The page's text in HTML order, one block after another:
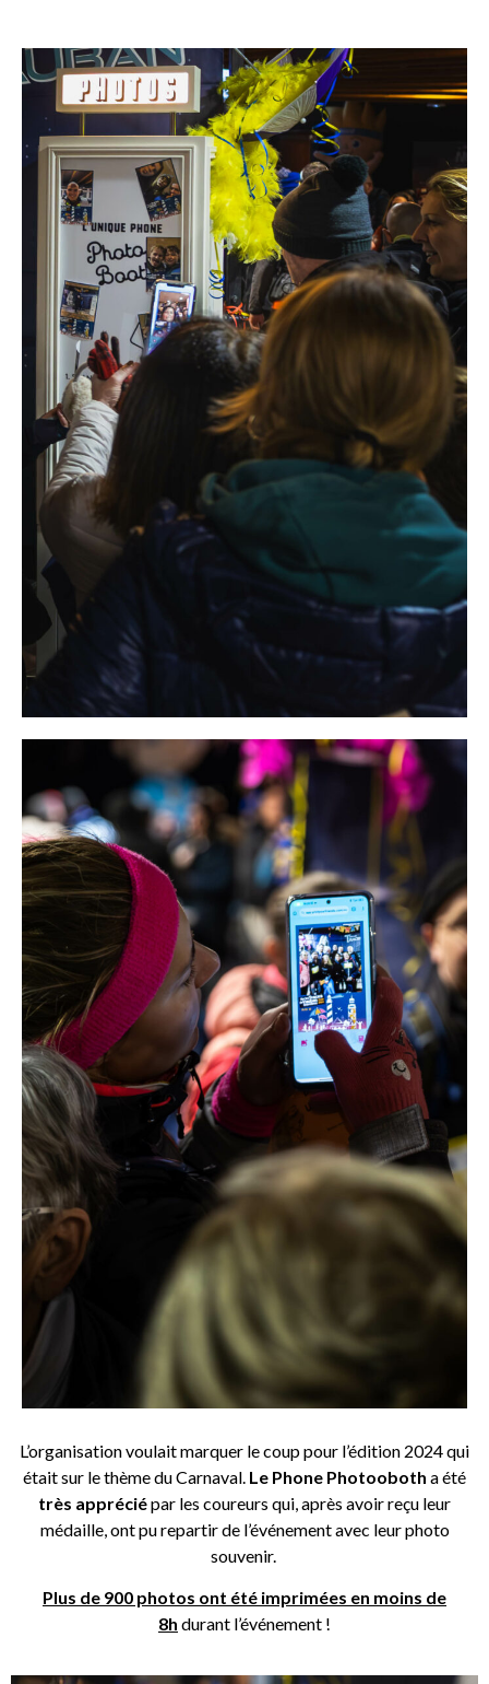
L’organisation voulait marquer le coup pour l’édition 2024 qui
était sur le thème du Carnaval. Le Phone Photooboth a été
très appréciépar les coureurs qui, après avoir reçu leur
médaille, ont pu repartir de l’événement avec leur photo
souvenir.
Plus de 900 photos ont été imprimées en moins de
8h durant l’événement !